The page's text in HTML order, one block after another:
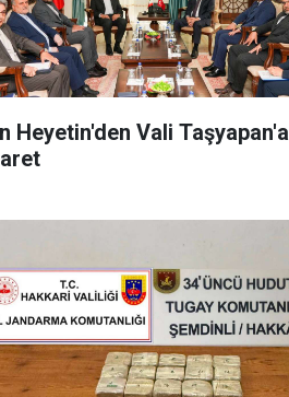
Heyetin'den Vali Taşyapan'a